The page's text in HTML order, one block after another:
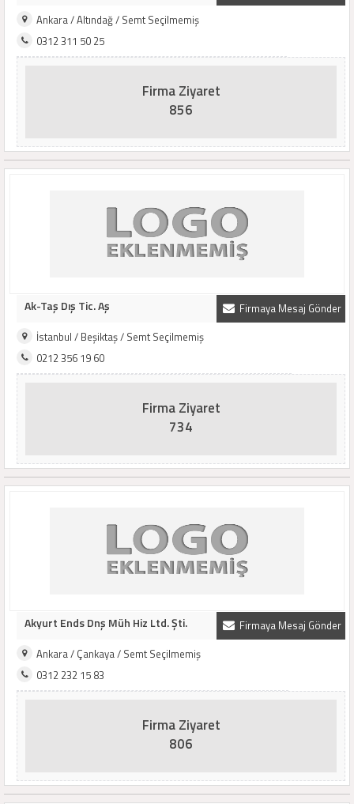
Ankara / Altındağ / Semt Seçilmemiş
0312 311 50 25
Firma Ziyaret
856
Firmaya Mesaj Gönder
Ak-Taş Dış Tic. Aş
İstanbul / Beşiktaş / Semt Seçilmemiş
0212 356 19 60
Firma Ziyaret
734
Firmaya Mesaj Gönder
Akyurt Ends Dnş Müh Hiz Ltd. Şti.
Ankara / Çankaya / Semt Seçilmemiş
0312 232 15 83
Firma Ziyaret
806